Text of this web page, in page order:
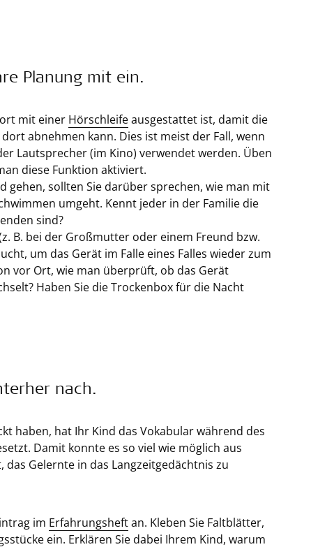
Planung mit ein.
mit einer Hörschleifeausgestattet ist, damit die
abnehmen kann. Dies ist meist der Fall, wenn
Lautsprecher (im Kino) verwendet werden. Üben
diese Funktion aktiviert.
gehen, sollten Sie darüber sprechen, wie man mit
umgeht. Kennt jeder in der Familie die
sind?
B. bei der Großmutter oder einem Freund bzw.
um das Gerät im Falle eines Falles wieder zum
vor Ort, wie man überprüft, ob das Gerät
Haben Sie die Trockenbox für die Nacht
nach.
haben, hat Ihr Kind das Vokabular während des
Damit konnte es so viel wie möglich aus
das Gelernte in das Langzeitgedächtnis zu
im Erfahrungsheftan. Kleben Sie Faltblätter,
ein. Erklären Sie dabei Ihrem Kind, warum